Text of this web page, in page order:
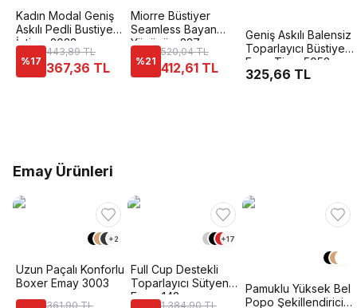
Kadın Modal Geniş
Askılı Pedli Bustiyer
İntimo 2033
%17
443,89 TL
367,36 TL
Miorre Büstiyer
Seamless Bayan
Yüzücü - 237-
001700 Beyaz
%21
520,04 TL
412,61 TL
Geniş Askılı Balensiz
Toparlayıcı Büstiyer
Form Time 5052
325,66 TL
Emay Ürünleri
+2
Uzun Paçalı Konforlu
Boxer Emay 3003
361,90 TL
+17
Full Cup Destekli
Toparlayıcı Sütyen
Emay 148
1.384,90 TL
Pamuklu Yüksek Bel
Popo Şekillendirici